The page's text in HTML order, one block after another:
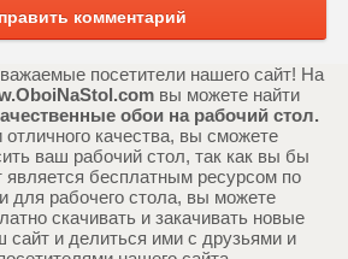
комментарий
посетители нашего сайт! На
вы можете найти
обои на рабочий стол.
качества, вы сможете
ваш рабочий стол, так как вы бы
бесплатным ресурсом по
для рабочего стола, вы можете
скачивать и закачивать новые
сайт и делиться ими с друзьями и